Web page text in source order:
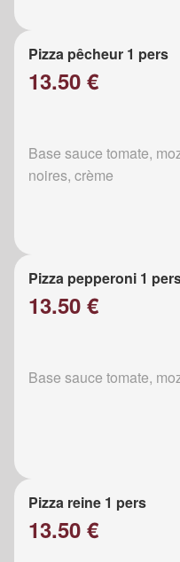
Pizza pêcheur 1 pers
13.50 €
Base sauce tomate,
noires, crème
Pizza pepperoni 1
13.50 €
Base sauce tomate,
Pizza reine 1 pers
13.50 €